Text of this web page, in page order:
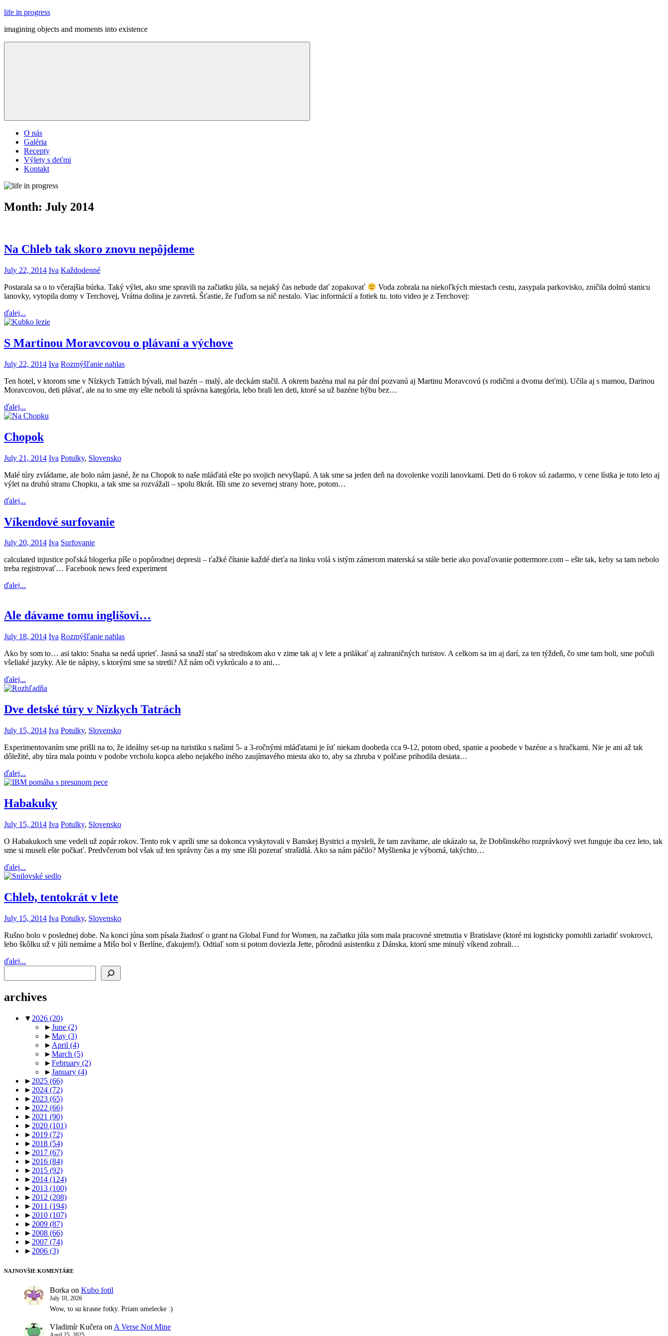
Skip
content
life in progress
imagining objects and moments into existence
Menu
O nás
Galéria
Recepty
Výlety s deťmi
Kontakt
Month: July 2014
Na Chleb tak skoro znovu nepôjdeme
July 22, 2014 Iva Každodenné
Postarala sa o to včerajšia búrka. Taký výlet, ako sme spravili na začiatku júla, sa nejaký čas nebude dať zopakovať
Voda zobrala na niekoľkých miestach cestu, zasypala parkovisko, zničila dolnú stanicu
lanovky, vytopila domy v Terchovej, Vrátna dolina je zavretá. Šťastie, že ľuďom sa nič nestalo. Viac informácií a fotiek tu. toto video je z Terchovej:
ďalej...
S Martinou Moravcovou o plávaní a výchove
July 22, 2014 Iva Rozmýšľanie nahlas
Ten hotel, v ktorom sme v Nízkych Tatrách bývali, mal bazén – malý, ale deckám stačil. A okrem bazéna mal na pár dní pozvanú aj Martinu Moravcovú (s rodičmi a dvoma deťmi). Učila aj s mamou, Darinou
Moravcovou, deti plávať, ale na to sme my ešte neboli tá správna kategória, lebo brali len deti, ktoré sa už bazéne hýbu bez…
ďalej...
Chopok
July 21, 2014 Iva Potulky, Slovensko
Malé túry zvládame, ale bolo nám jasné, že na Chopok to naše mláďatá ešte po svojich nevyšlapú. A tak sme sa jeden deň na dovolenke vozili lanovkami. Deti do 6 rokov sú zadarmo, v cene lístka je toto leto aj
výlet na druhú stranu Chopku, a tak sme sa rozvážali – spolu 8krát. Išli sme zo severnej strany hore, potom…
ďalej...
Víkendové surfovanie
July 20, 2014 Iva Surfovanie
calculated injustice poľská blogerka píše o popôrodnej depresii – ťažké čítanie každé dieťa na linku volá s istým zámerom materská sa stále berie ako povaľovanie pottermore.com – ešte tak, keby sa tam nebolo
treba registrovať… Facebook news feed experiment
ďalej...
Ale dávame tomu inglišovi…
July 18, 2014 Iva Rozmýšľanie nahlas
Ako by som to… asi takto: Snaha sa nedá uprieť. Jasná sa snaží stať sa strediskom ako v zime tak aj v lete a prilákať aj zahraničných turistov. A celkom sa im aj darí, za ten týždeň, čo sme tam boli, sme počuli
všeliaké jazyky. Ale tie nápisy, s ktorými sme sa stretli? Až nám oči vykrúcalo a to ani…
ďalej...
Dve detské túry v Nízkych Tatrách
July 15, 2014 Iva Potulky, Slovensko
Experimentovaním sme prišli na to, že ideálny set-up na turistiku s našimi 5- a 3-ročnými mláďatami je ísť niekam doobeda cca 9-12, potom obed, spanie a poobede v bazéne a s hračkami. Nie je ani až tak
dôležité, aby túra mala pointu v podobe vrcholu kopca alebo nejakého iného zaujímavého miesta ako to, aby sa zhruba v polčase prihodila desiata…
ďalej...
Habakuky
July 15, 2014 Iva Potulky, Slovensko
O Habakukoch sme vedeli už zopár rokov. Tento rok v apríli sme sa dokonca vyskytovali v Banskej Bystrici a mysleli, že tam zavítame, ale ukázalo sa, že Dobšinského rozprávkový svet funguje iba cez leto, tak
sme si museli ešte počkať. Predvčerom bol však už ten správny čas a my sme išli pozerať strašidlá. Ako sa nám páčilo? Myšlienka je výborná, takýchto…
ďalej...
Chleb, tentokrát v lete
July 15, 2014 Iva Potulky, Slovensko
Rušno bolo v poslednej dobe. Na konci júna som písala žiadosť o grant na Global Fund for Women, na začiatku júla som mala pracovné stretnutia v Bratislave (ktoré mi logisticky pomohli zariadiť svokrovci,
lebo škôlku už v júli nemáme a Mišo bol v Berlíne, ďakujem!). Odtiaľ som si potom doviezla Jette, pôrodnú asistentku z Dánska, ktorú sme minulý víkend zobrali…
ďalej...
archives
▼ 2026 (20)
►June (2)
►May (3)
► April (4)
►March (5)
►February (2)
►January (4)
► 2025 (66)
► 2024 (72)
► 2023 (65)
► 2022 (66)
► 2021 (90)
► 2020 (101)
► 2019 (72)
► 2018 (54)
► 2017 (67)
► 2016 (84)
► 2015 (92)
► 2014 (124)
► 2013 (100)
► 2012 (208)
► 2011 (194)
► 2010 (107)
► 2009 (87)
► 2008 (66)
► 2007 (74)
► 2006 (3)
NAJNOVŠIE KOMENTÁRE
Borka on Kubo fotil
July 10, 2026
Wow, to su krasne fotky. Priam umelecke :)
Vladimír Kučera on A Verse Not Mine